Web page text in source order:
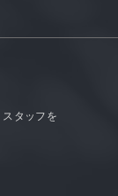
タッフを